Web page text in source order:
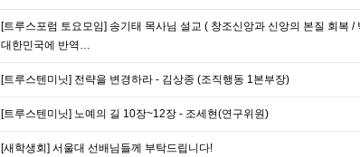
[트루스포럼 토요모임] 송기태 목사님 설교 ( 창조신앙과 신앙의 본질 회복 /
대한민국에 반역…
[트루스텐미닛] 전략을 변경하라 - 김상종 (조직행동 1본부장)
[트루스텐미닛] 노예의 길 10장~12장 - 조세현(연구위원)
[새학생회] 서울대 선배님들께 부탁드립니다!